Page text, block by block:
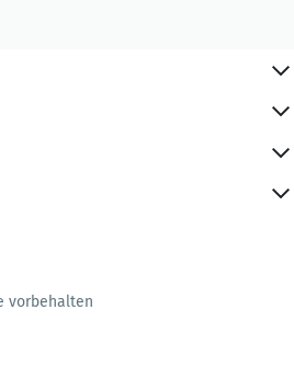
vorbehalten